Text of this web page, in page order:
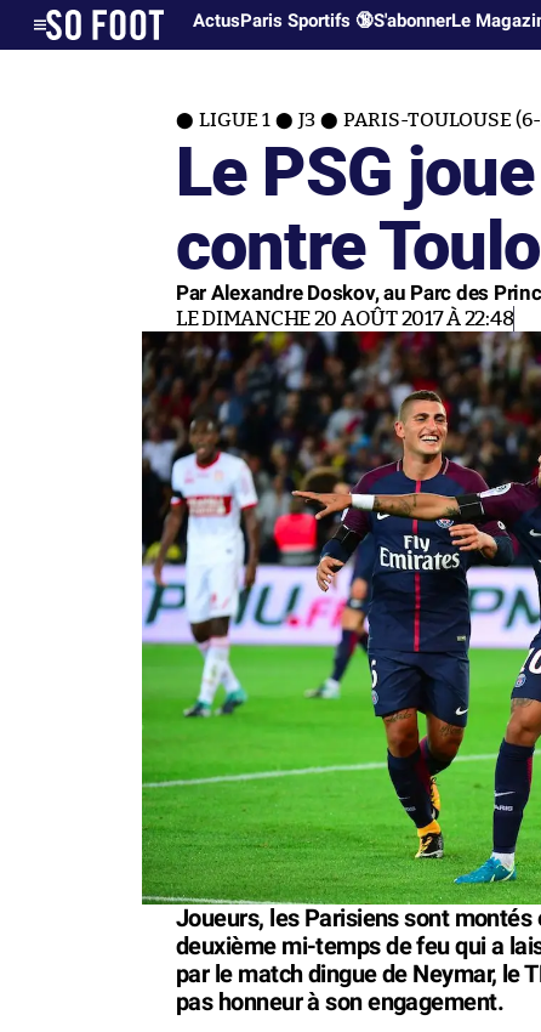
ActusParis Sportifs 🔞S'abonnerLe
LIGUE 1 J3 PARIS-TOULOUSE
Le PSG
contre
Par Alexandre Doskov, au Parc des
LE DIMANCHE 20 AOÛT 2017 À 22:48
Joueurs, les Parisiens sont
deuxième mi-temps de feu qui a
par le match dingue de Neymar, le
pas honneur à son engagement.